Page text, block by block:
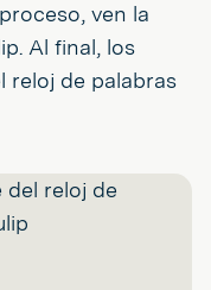
ven la
Al final, los
reloj de palabras